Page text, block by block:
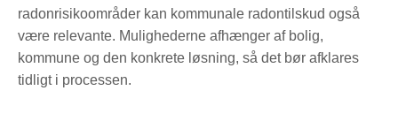
radonrisikoområder kan kommunale radontilskud også
være relevante. Mulighederne afhænger af bolig,
kommune og den konkrete løsning, så det bør afklares
tidligt i processen.